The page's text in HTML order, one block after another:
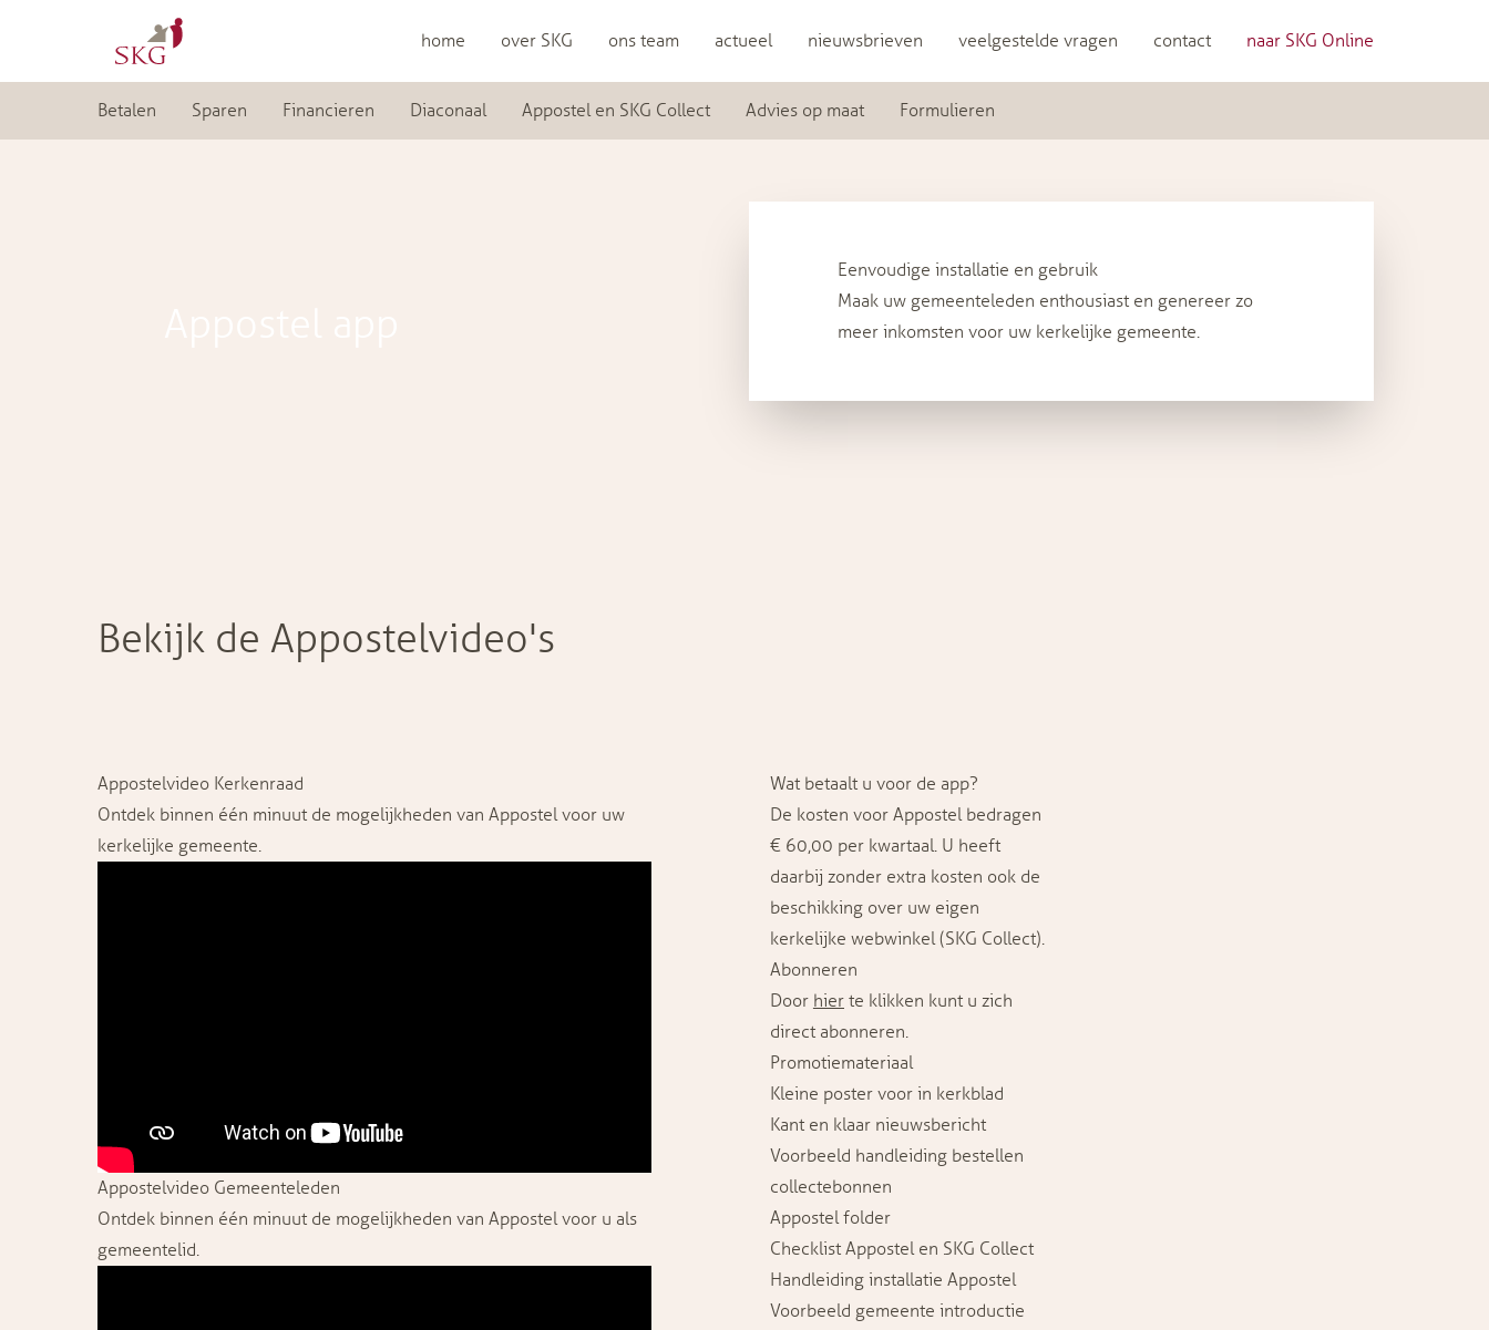
home over SKG ons team actueel nieuwsbrieven veelgestelde vragen contact naar SKG Online
Betalen Sparen Financieren Diaconaal Appostel en SKG Collect Advies op maat Formulieren
Eenvoudige installatie en gebruik
Maak uw gemeenteleden enthousiast en genereer zo
meer inkomsten voor uw kerkelijke gemeente.
Bekijk de Appostelvideo's
Appostelvideo Kerkenraad
Ontdek binnen één minuut de mogelijkheden van Appostel voor uw
kerkelijke gemeente.
Appostelvideo Gemeenteleden
Ontdek binnen één minuut de mogelijkheden van Appostel voor u als
gemeentelid.
Wat betaalt u voor de app?
De kosten voor Appostel bedragen
€ 60,00 per kwartaal. U heeft
daarbij zonder extra kosten ook de
beschikking over uw eigen
kerkelijke webwinkel (SKG Collect).
Abonneren
Door hierte klikken kunt u zich
direct abonneren.
Promotiemateriaal
Kleine poster voor in kerkblad
Kant en klaar nieuwsbericht
Voorbeeld handleiding bestellen
collectebonnen
Appostel folder
Checklist Appostel en SKG Collect
Handleiding installatie Appostel
Voorbeeld gemeente introductie